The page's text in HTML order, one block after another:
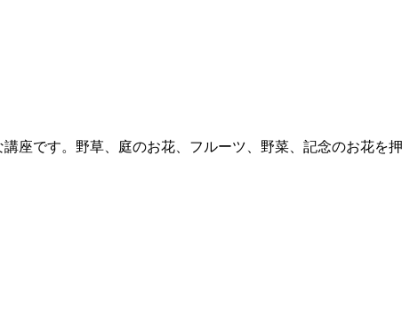
座です。野草、庭のお花、フルーツ、野菜、記念のお花を押